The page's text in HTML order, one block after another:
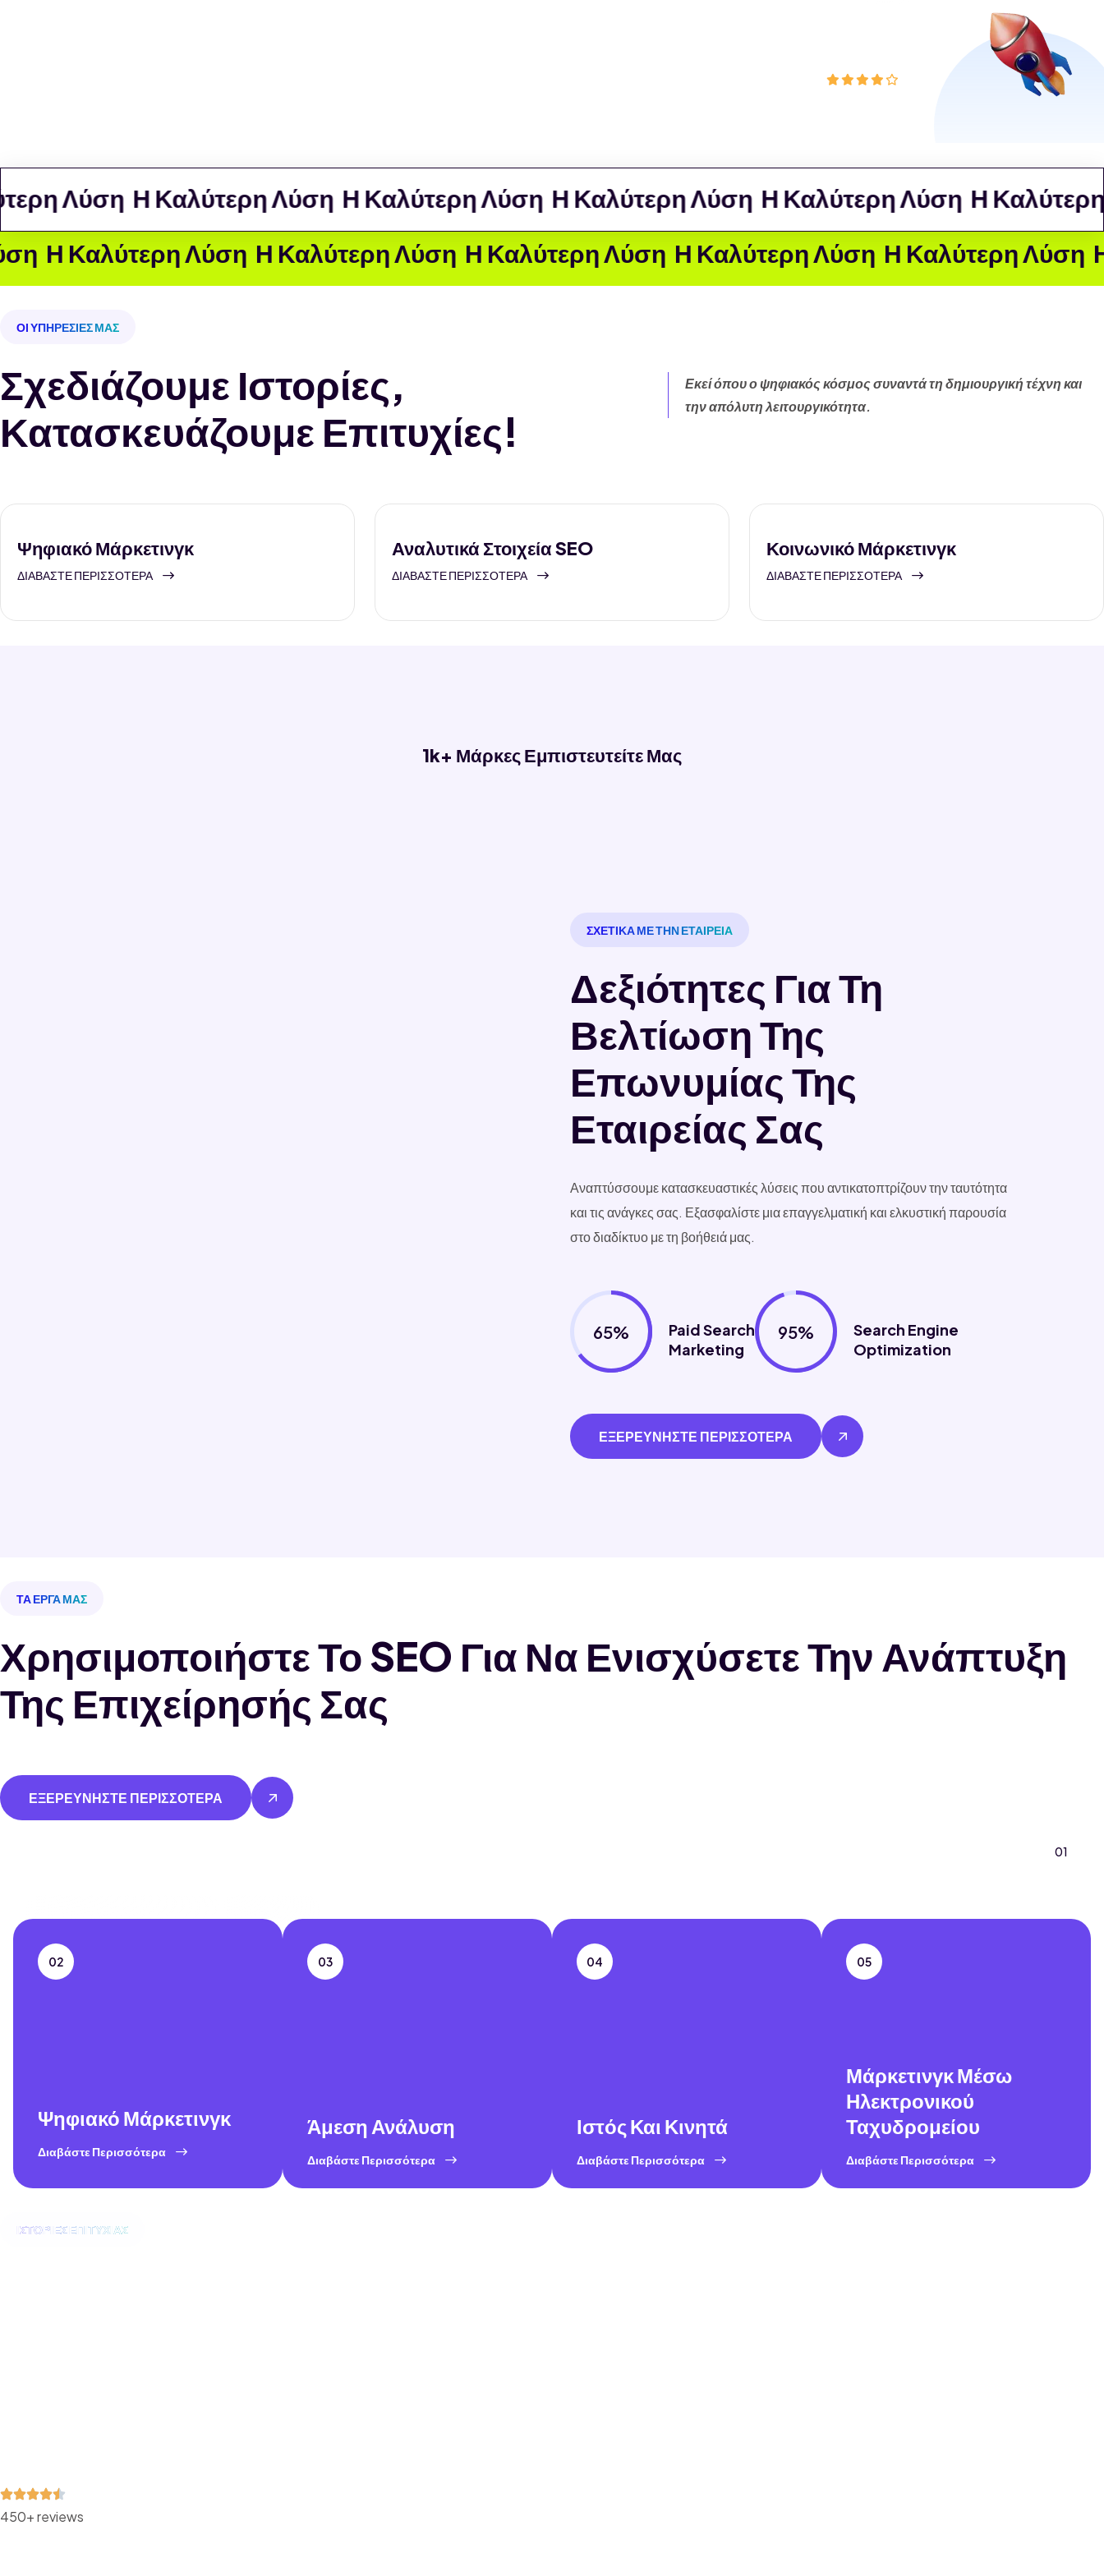
Λύση Η Καλύτερη Λύση Η Καλύτερη Λύση Η Καλύτερη Λύση Η Καλύτερη Λύση Η Καλύτερη
Λύση Η Καλύτερη Λύση Η Καλύτερη Λύση Η Καλύτερη Λύση Η Καλύτερη Λύση Η
ΟΙ ΥΠΗΡΕΣΊΕΣ ΜΑΣ
Σχεδιάζουμε Ιστορίες,
Κατασκευάζουμε Επιτυχίες!
Εκεί όπου ο ψηφιακός κόσμος συναντά τη δημιουργική τέχνη και
την απόλυτη λειτουργικότητα.
Ψηφιακό Μάρκετινγκ
ΔΙΑΒΆΣΤΕ ΠΕΡΙΣΣΌΤΕΡΑ
Αναλυτικά Στοιχεία SEO
ΔΙΑΒΆΣΤΕ ΠΕΡΙΣΣΌΤΕΡΑ
Κοινωνικό Μάρκετινγκ
ΔΙΑΒΆΣΤΕ ΠΕΡΙΣΣΌΤΕΡΑ
1k+ Μάρκες Εμπιστευτείτε Μας
ΣΧΕΤΙΚΑ ΜΕ ΤΗΝ ΕΤΑΙΡΕΙΑ
Δεξιότητες Για Τη
Βελτίωση Της
Επωνυμίας Της
Εταιρείας Σας
Αναπτύσσουμε κατασκευαστικές λύσεις που αντικατοπτρίζουν την ταυτότητα
και τις ανάγκες σας. Εξασφαλίστε μια επαγγελματική και ελκυστική παρουσία
στο διαδίκτυο με τη βοήθειά μας.
65%
Paid Search
Marketing
95%
Search Engine
Optimization
ΕΞΕΡΕΥΝΗΣΤΕ ΠΕΡΙΣΣΟΤΕΡΑ
ΤΑ ΈΡΓΑ ΜΑΣ
Χρησιμοποιήστε Το SEO Για Να Ενισχύσετε Την Ανάπτυξη
Της Επιχείρησής Σας
ΕΞΕΡΕΥΝΗΣΤΕ ΠΕΡΙΣΣΟΤΕΡΑ
Ευέλικτη Πρόοδος
01
02
Ψηφιακό Μάρκετινγκ
Διαβάστε Περισσότερα
03
Άμεση Ανάλυση
Διαβάστε Περισσότερα
04
Ιστός Και Κινητά
Διαβάστε Περισσότερα
05
Μάρκετινγκ Μέσω
Ηλεκτρονικού
Ταχυδρομείου
Διαβάστε Περισσότερα
ΙΣΤΟΡΊΕΣ ΕΠΙΤΥΧΊΑΣ
450+ reviews